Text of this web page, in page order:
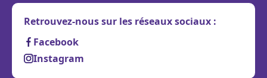
Retrouvez-nous sur les réseaux sociaux :
Facebook
Instagram